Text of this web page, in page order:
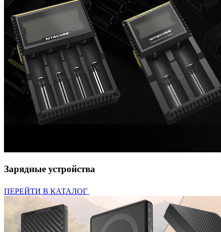
Зарядные устройства
ПЕРЕЙТИ В КАТАЛОГ